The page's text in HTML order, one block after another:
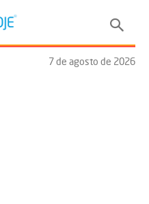
7 de agosto de 2026